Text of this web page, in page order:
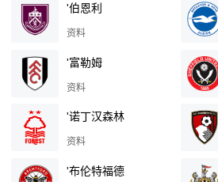
'伯恩利
资料
'富勒姆
资料
'诺丁汉森林
资料
'布伦特福德